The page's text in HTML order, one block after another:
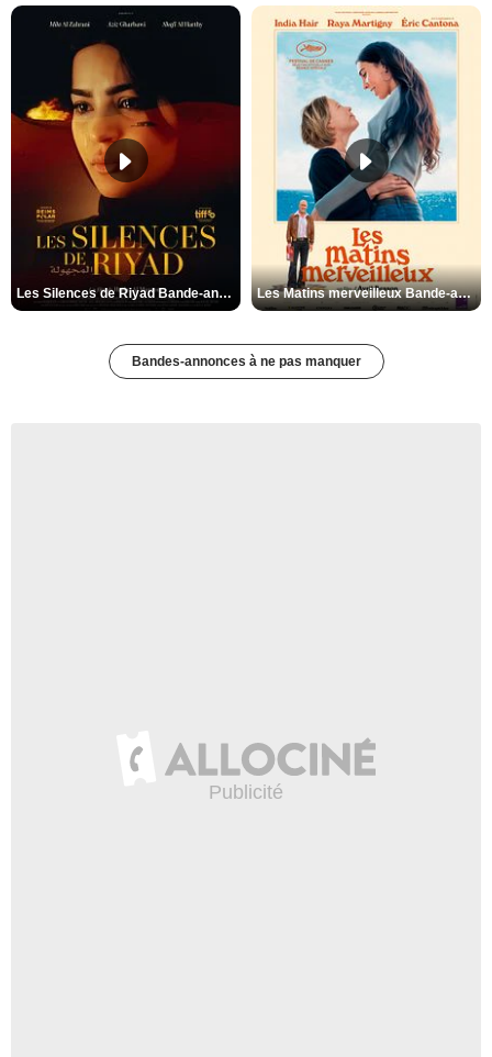
Les Silences de Riyad Bande-annonce VO STFR Les Matins merveilleux Bande-annonce VF
Bandes-annonces à ne pas manquer